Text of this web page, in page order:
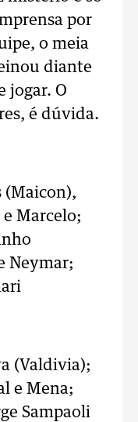
por
o meia
diante
jogar. O
é dúvida.
(Maicon),
Marcelo;
Neymar;
(Valdivia);
e Mena;
Sampaoli